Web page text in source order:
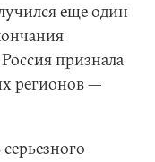
еще один
признала
регионов —